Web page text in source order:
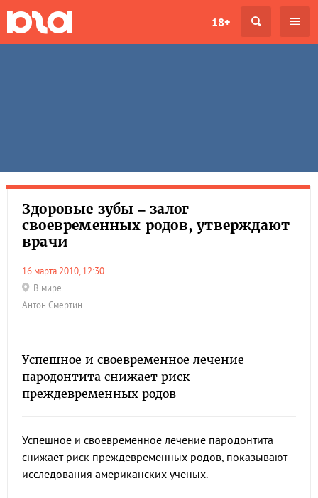
18+
Здоровые зубы – залог
своевременных родов, утверждают
врачи
16 марта 2010, 12:30
В мире
Антон Смертин
Успешное и своевременное лечение
пародонтита снижает риск
преждевременных родов
Успешное и своевременное лечение пародонтита
снижает риск преждевременных родов, показывают
исследования американских ученых.